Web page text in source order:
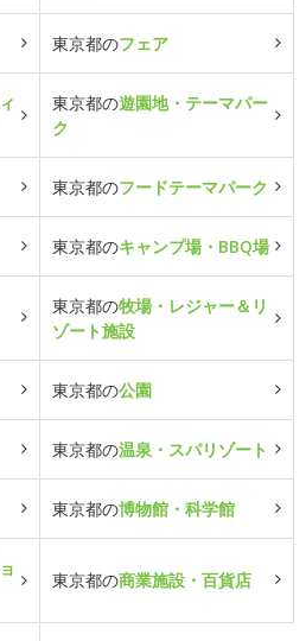
東京都のフェア
東京都の遊園地・テーマパー
ク
東京都のフードテーマパーク
東京都のキャンプ場・BBQ場
東京都の牧場・レジャー＆リ
ゾート施設
東京都の公園
東京都の温泉・スパリゾート
東京都の博物館・科学館
東京都の商業施設・百貨店